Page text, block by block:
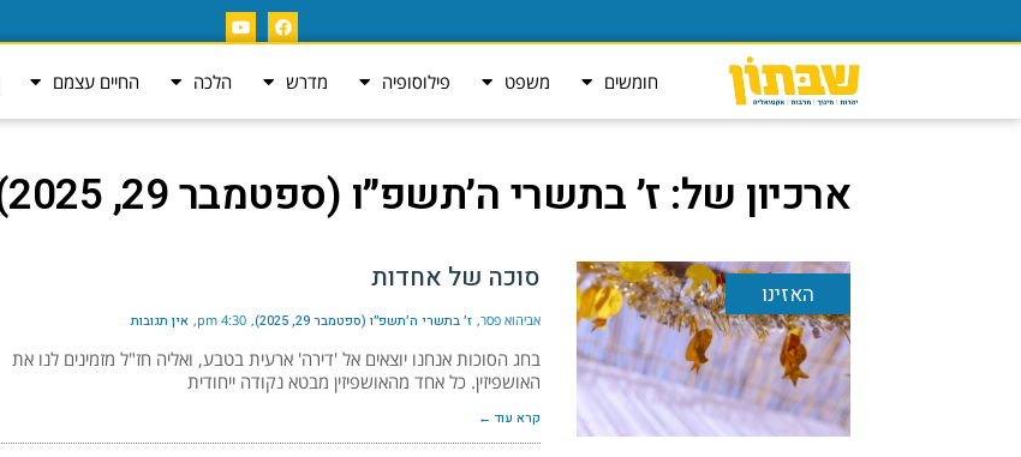
חומשים משפט פילוסופיה מדרש הלכה החיים עצמם
ארכיון של: ז׳ בתשרי ה׳תשפ״ו (ספטמבר 29, 2025)
האזינו סוכה של אחדות
אביהוא פסר ז׳ בתשרי ה׳תשפ״ו (ספטמבר 29, 2025) 4:30 pm אין תגובות
בחג הסוכות אנחנו יוצאים אל 'דירה' ארעית בטבע, ואליה חז"ל מזמינים לנו את
האושפיזין. כל אחד מהאושפיזין מבטא נקודה ייחודית
קרא עוד ←